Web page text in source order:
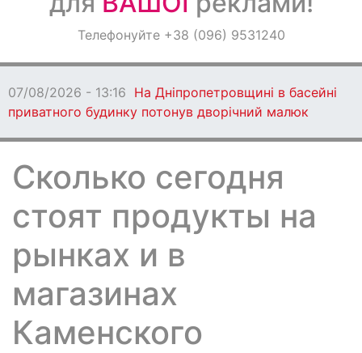
ОголошенняТелефонуйте +38 (096) 9531240
07/08/2026 - 13:01
У Кам’янському
через ДТП ускладнено рух трамваїв
Сколько сегодня
стоят продукты на
рынках и в
магазинах
Каменского